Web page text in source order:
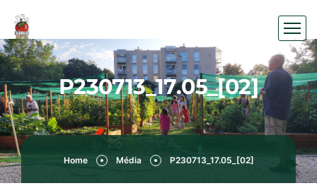
P230713_17.05_[02]
Home Média P230713_17.05_[02]